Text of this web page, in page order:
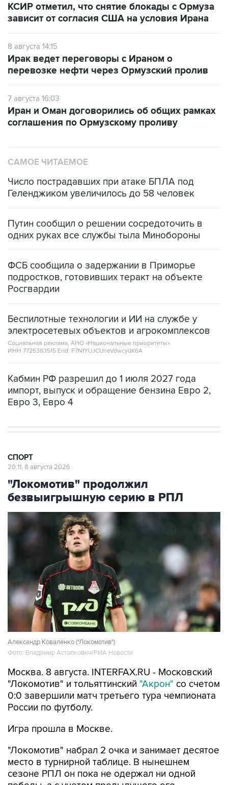
КСИР отметил, что снятие блокады с Ормуза
зависит от согласия США на условия Ирана
8 августа 14:15
Ирак ведет переговоры с Ираном о
перевозке нефти через Ормузский пролив
7 августа 16:03
Иран и Оман договорились об общих рамках
соглашения по Ормузскому проливу
САМОЕ ЧИТАЕМОЕ
Число пострадавших при атаке БПЛА под
Геленджиком увеличилось до 58 человек
Путин сообщил о решении сосредоточить в
одних руках все службы тыла Минобороны
ФСБ сообщила о задержании в Приморье
подростков, готовивших теракт на объекте
Росгвардии
Беспилотные технологии и ИИ на службе у
электросетевых объектов и агрокомплексов
Социальная реклама, АНО «Национальные приоритеты».
ИНН 7725383515 Erid: F7NfYUJCUneVdwcydK6A
Кабмин РФ разрешил до 1 июля 2027 года
импорт, выпуск и обращение бензина Евро 2,
Евро 3, Евро 4
СПОРТ
20:11, 8 августа 2026
"Локомотив" продолжил
безвыигрышную серию в РПЛ
Александр Коваленко ("Локомотив")
Фото: Владимир Астапкович/РИА Новости
Москва. 8 августа. INTERFAX.RU - Московский
"Локомотив" и тольяттинский "Акрон" со счетом
0:0 завершили матч третьего тура чемпионата
России по футболу.
Игра прошла в Москве.
"Локомотив" набрал 2 очка и занимает десятое
место в турнирной таблице. В нынешнем
сезоне РПЛ он пока не одержал ни одной